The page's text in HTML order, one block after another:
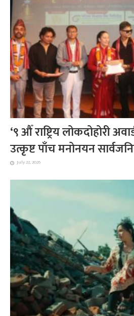
‘९ औँ राष्ट्रिय लोकदोहोरी
उत्कृष्ट पाँच मनोनयन
July 22, 2026